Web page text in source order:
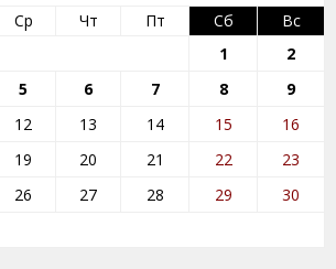
Ср Чт Пт Сб
Вс
1
2
5 6 7 8
9
12 13 14 15
16
19 20 21 22
23
26 27 28 29
30